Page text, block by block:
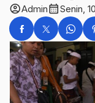
account_circleAdmincalendar_monthSenin,